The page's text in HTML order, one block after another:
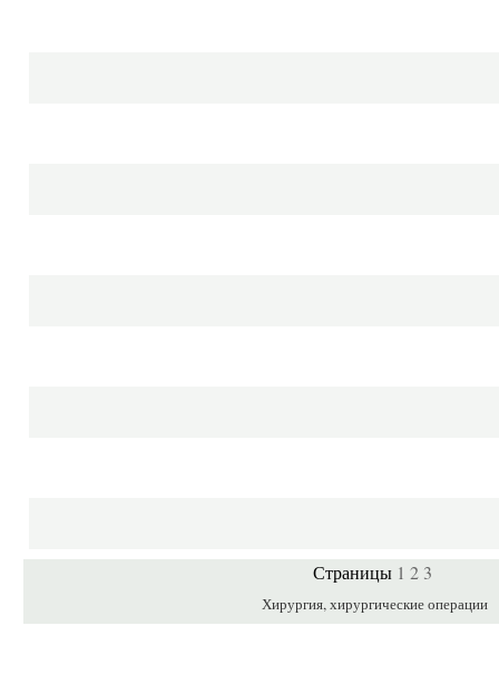
Страницы 1 2 3
Хирургия, хирургические операции